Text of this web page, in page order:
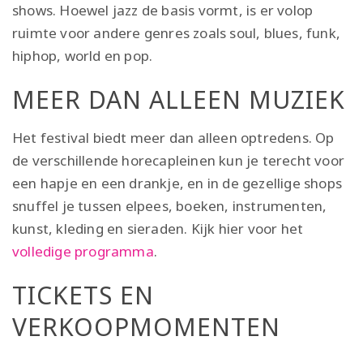
shows. Hoewel jazz de basis vormt, is er volop
ruimte voor andere genres zoals soul, blues, funk,
hiphop, world en pop.
MEER DAN ALLEEN MUZIEK
Het festival biedt meer dan alleen optredens. Op
de verschillende horecapleinen kun je terecht voor
een hapje en een drankje, en in de gezellige shops
snuffel je tussen elpees, boeken, instrumenten,
kunst, kleding en sieraden. Kijk hier voor het
volledige programma.
TICKETS EN
VERKOOPMOMENTEN